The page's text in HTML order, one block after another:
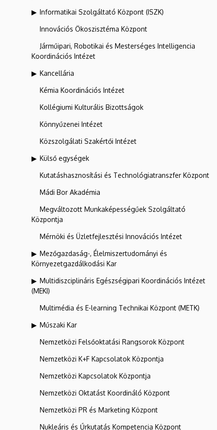
Informatikai Szolgáltató Központ (ISZK)
Innovációs Ökoszisztéma Központ
Járműipari, Robotikai és Mesterséges Intelligencia
Koordinációs Intézet
Kancellária
Kémia Koordinációs Intézet
Kollégiumi Kulturális Bizottságok
Könnyűzenei Intézet
Közszolgálati Szakértői Intézet
Külső egységek
Kutatáshasznosítási és Technológiatranszfer Központ
Mádi Bor Akadémia
Megváltozott Munkaképességűek Szolgáltató
Központja
Mérnöki és Üzletfejlesztési Innovációs Intézet
Mezőgazdaság-, Élelmiszertudományi és
Környezetgazdálkodási Kar
Multidiszciplináris Egészségipari Koordinációs Intézet
(MEKI)
Multimédia és E-learning Technikai Központ (METK)
Műszaki Kar
Nemzetközi Felsőoktatási Rangsorok Központ
Nemzetközi K+F Kapcsolatok Központja
Nemzetközi Kapcsolatok Központja
Nemzetközi Oktatást Koordináló Központ
Nemzetközi PR és Marketing Központ
Nukleáris és Űrkutatás Kompetencia Központ